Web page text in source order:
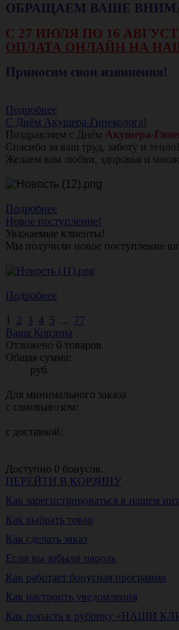
ОБРАЩАЕМ ВАШЕ
С 27 ИЮЛЯ ПО 16
ОПЛАТА ОНЛАЙН НА
Приносим свои извинения!
Подробнее
С Днём Акушера-Гинеколога!
Поздравляем с Днём Акушера-
Спасибо за ваш труд, заботу и тепло!
Желаем вам любви, здоровья и
Подробнее
Новое поступление!
Уважаемые клиенты!
Мы получили новое поступление
Подробнее
1 2 3 4 5 ... 77
Ваша Корзина
Отложено 0 товаров
Общая сумма:
руб.
Для минимального заказа
с самовывозом:
с доставкой:
Доступно 0 бонусов.
ПЕРЕЙТИ В КОРЗИНУ
Как зарегистрироваться в нашем
Как выбрать товар
Как сделать заказ
Если вы забыли пароль
Как работает бонусная программа
Как настроить уведомления
Как попасть в рубрику «НАШИ